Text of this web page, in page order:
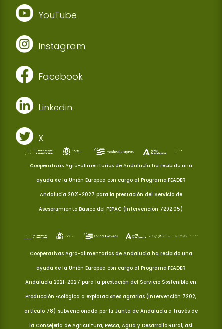
YouTube
Instagram
Facebook
Linkedin
X
Cooperativas Agro-alimentarias de Andalucía ha recibido una
ayuda de la Unión Europea con cargo al Programa FEADER
Andalucía 2021-2027 para la prestación del Servicio de
Asesoramiento Básico del PEPAC (Intervención 7202.05)
Cooperativas Agro-alimentarias de Andalucía ha recibido una
ayuda de la Unión Europea con cargo al Programa FEADER
Andalucía 2021-2027 para la prestación del Servicio Sostenible en
Producción Ecológica a explotaciones agrarias (Intervención 7202,
artículo 78), subvencionada por la Junta de Andalucía a través de
la Consejería de Agricultura, Pesca, Agua y Desarrollo Rural, así